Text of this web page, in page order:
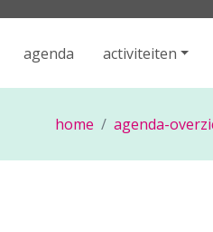
agenda activiteiten
home agenda-